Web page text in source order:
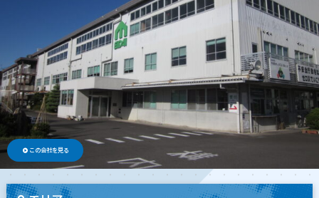
この会社を見る